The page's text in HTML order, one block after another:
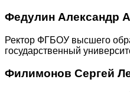
Федулин Александр
Ректор ФГБОУ высшего
государственный
Филимонов Сергей